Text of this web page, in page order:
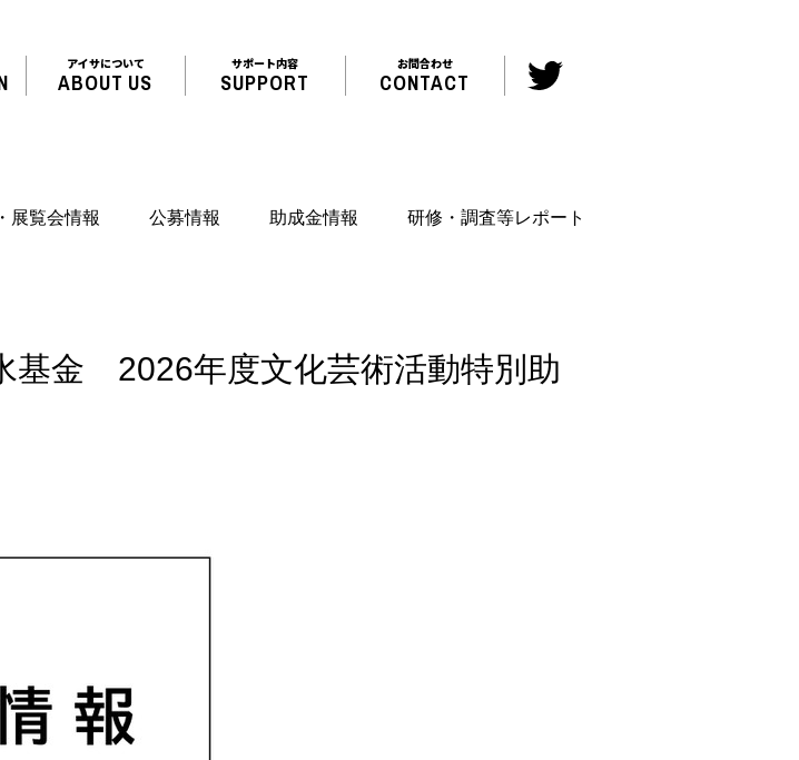
アイサについて
ABOUT US
サポート内容
SUPPORT
お問合わせ
CONTACT
展覧会情報 公募情報 助成金情報 研修・調査等レポート
基金 2026年度文化芸術活動特別助